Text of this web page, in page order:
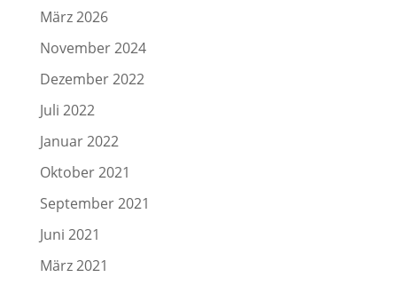
März 2026
November 2024
Dezember 2022
Juli 2022
Januar 2022
Oktober 2021
September 2021
Juni 2021
März 2021